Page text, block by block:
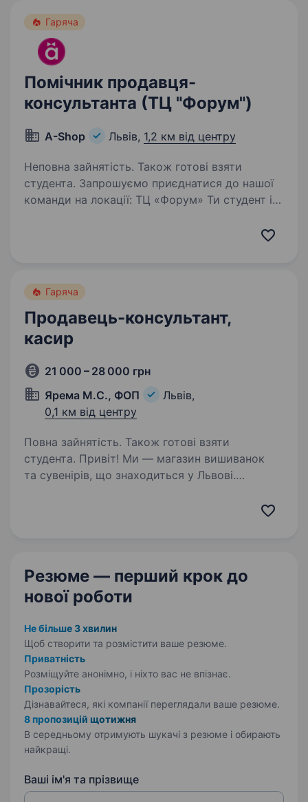
Гаряча
Помічник продавця-
консультанта (ТЦ "Форум")
A-Shop Львів, 1,2 км від центру
Неповна зайнятість. Також готові взяти
студента. Запрошуємо приєднатися до нашої
команди на локації: ТЦ «Форум» Ти студент і
Гаряча
Продавець-консультант,
касир
21 000 – 28 000 грн
Ярема М.С., ФОП
Львів,
0,1 км від центру
Повна зайнятість. Також готові взяти
студента. Привіт! Ми — магазин вишиванок
та сувенірів, що знаходиться у Львові.
Резюме — перший крок до
нової роботи
Не більше 3 хвилин
Щоб створити та розмістити ваше резюме.
Приватність
Розміщуйте анонімно, і ніхто вас не впізнає.
Прозорість
Дізнавайтеся, які компанії переглядали ваше резюме.
8 пропозицій щотижня
В середньому отримують шукачі з резюме і обирають
найкращі.
Ваші ім'я та прізвище